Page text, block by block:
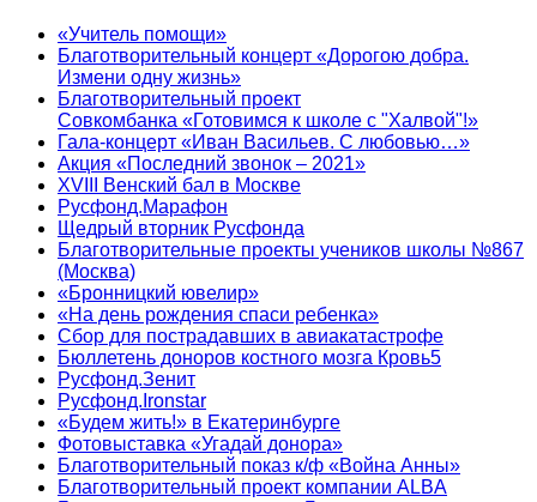
«Учитель помощи»
Благотворительный концерт «Дорогою добра.
Измени одну жизнь»
Благотворительный проект
Совкомбанка «Готовимся к школе с "Халвой"!»
Гала-концерт «Иван Васильев. С любовью…»
Акция «Последний звонок – 2021»
XVIII Венский бал в Москве
Русфонд.Марафон
Щедрый вторник Русфонда
Благотворительные проекты учеников школы №867
(Москва)
«Бронницкий ювелир»
«На день рождения спаси ребенка»
Сбор для пострадавших в авиакатастрофе
Бюллетень доноров костного мозга Кровь5
Русфонд.Зенит
Русфонд.Ironstar
«Будем жить!» в Екатеринбурге
Фотовыставка «Угадай донора»
Благотворительный показ к/ф «Война Анны»
Благотворительный проект компании ALBA